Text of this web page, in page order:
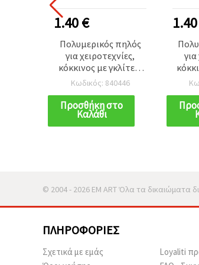
1.40 €
Πολυμερικός πηλός
για χειροτεχνίες,
κόκκινος με γκλίτερ,
50 γρ.
Κωδικός: 840446
Προσθήκη στο
Καλάθι
© 2004 - 2026 EM ART Όλα τα δικαιώματα
ΠΛΗΡΟΦΟΡΊΕΣ
Σχετικά με εμάς
Loyaliti